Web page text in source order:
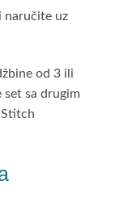
i naručite uz
od 3 ili
sa drugim